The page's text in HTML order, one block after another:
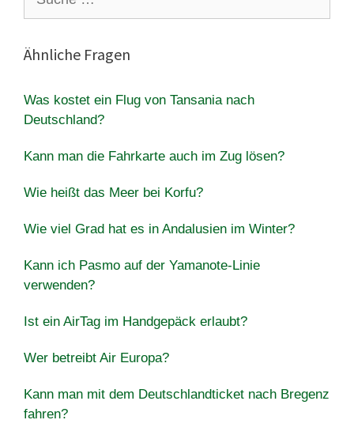
nach:
Ähnliche Fragen
Was kostet ein Flug von Tansania nach
Deutschland?
Kann man die Fahrkarte auch im Zug lösen?
Wie heißt das Meer bei Korfu?
Wie viel Grad hat es in Andalusien im Winter?
Kann ich Pasmo auf der Yamanote-Linie
verwenden?
Ist ein AirTag im Handgepäck erlaubt?
Wer betreibt Air Europa?
Kann man mit dem Deutschlandticket nach Bregenz
fahren?